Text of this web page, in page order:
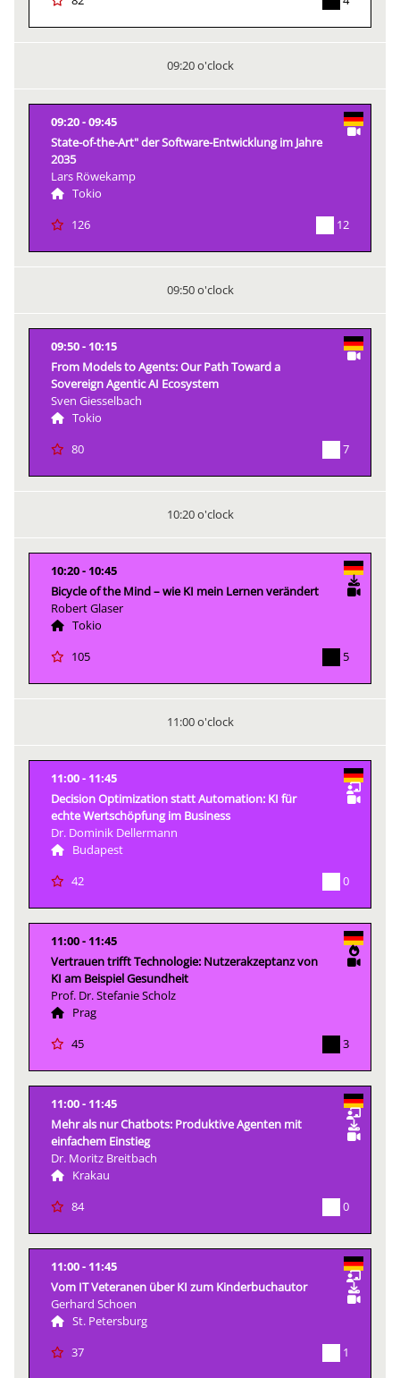
09:20 o'clock
09:20 09:45
State-of-the-Art" der Software-Entwicklung im Jahre
2035
Lars Röwekamp
Tokio
126
12
09:50 o'clock
09:50
10:15
From Models to Agents: Our Path Toward a
Sovereign Agentic AI Ecosystem
Sven Giesselbach
Tokio
80
7
10:20 o'clock
10:20
10:45
Bicycle of the Mind – wie KI mein Lernen verändert
Robert Glaser
Tokio
105
5
11:00 o'clock
11:00
11:45
Decision Optimization statt Automation: KI für
echte Wertschöpfung im Business
Dr. Dominik Dellermann
Budapest
42
0
11:00
11:45
Vertrauen trifft Technologie: Nutzerakzeptanz von
KI am Beispiel Gesundheit
Prof. Dr. Stefanie Scholz
Prag
45
3
11:00
11:45
Mehr als nur Chatbots: Produktive Agenten mit
einfachem Einstieg
Dr. Moritz Breitbach
Krakau
84
0
11:00
11:45
Vom IT Veteranen über KI zum Kinderbuchautor
Gerhard Schoen
St. Petersburg
37
1